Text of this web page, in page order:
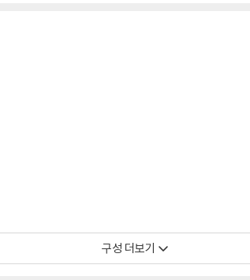
및 갈라짐이 발생할 수 있습니다. 반품을 원하실 경
다. 보호필름 손상에 의한 교환/반품은 불가합니다.
시 불량 확인을 위해 개봉 시의 동영상을 요청할 수
품/교환이 불가하니 최신 소프트웨어로 업데이트된
다. 디스크를 마른 천으로 닦으시거나, DVD 클리너
디스크도 재생이 불가능한 경우가 있습니다. 독립
구성 더보기